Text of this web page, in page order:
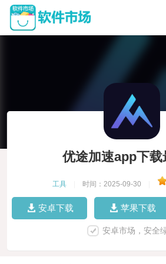
优途加速app下载
工具 时间：2025-09-30
安卓下载 苹果下载
安卓市场，安全